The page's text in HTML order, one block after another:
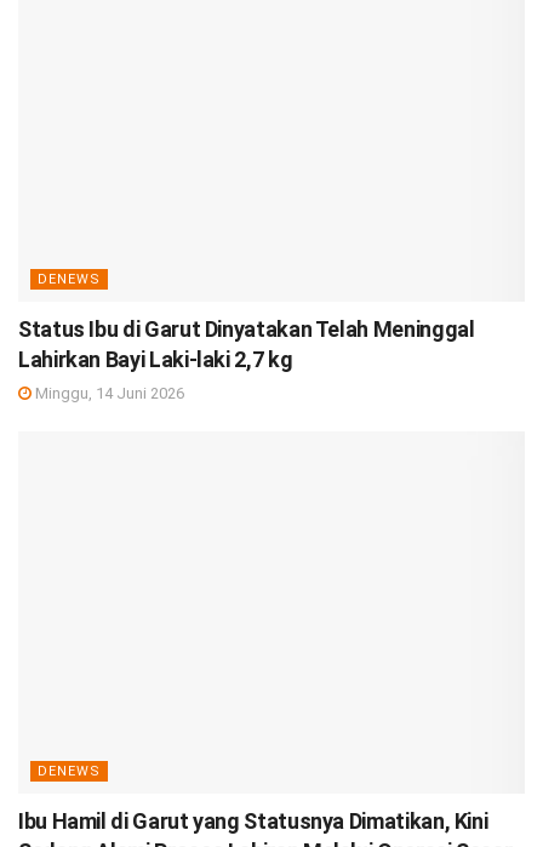
DENEWS
Status Ibu di Garut Dinyatakan Telah Meninggal
Lahirkan Bayi Laki-laki 2,7 kg
Minggu, 14 Juni 2026
DENEWS
Ibu Hamil di Garut yang Statusnya Dimatikan, Kini